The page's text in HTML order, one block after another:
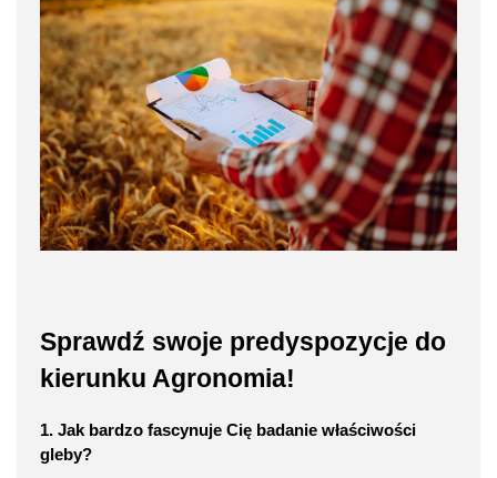
Sprawdź swoje predyspozycje do
kierunku Agronomia!
1. Jak bardzo fascynuje Cię badanie właściwości
gleby?